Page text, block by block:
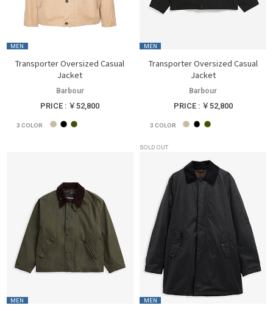
MEN
Transporter Oversized Casual
Jacket
Barbour
PRICE : ￥52,800
3 COLOR
MEN
Transporter Oversized Casual
Jacket
Barbour
PRICE : ￥52,800
3 COLOR
MEN
SOLD OUT
MEN